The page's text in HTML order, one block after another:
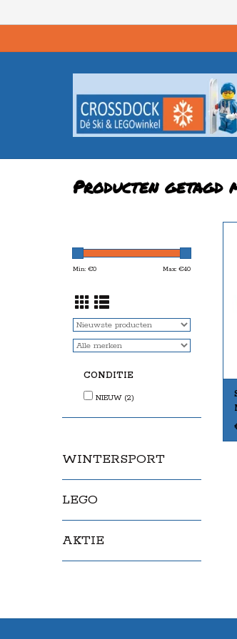
Producten getagd
Min: €0 Max: €40
CONDITIE
NIEUW (2)
WINTERSPORT
LEGO
AKTIE